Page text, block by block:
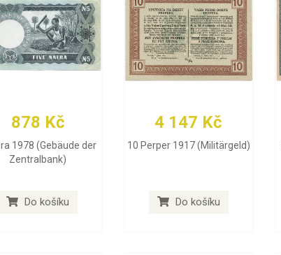
878 Kč
1978 (Gebäude der
Zentralbank)
Do košíku
4 147 Kč
10 Perper 1917 (Militärgeld)
Do košíku